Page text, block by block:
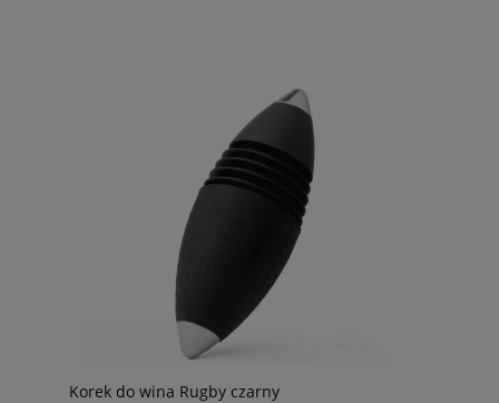
Korek do wina Rugby czarny